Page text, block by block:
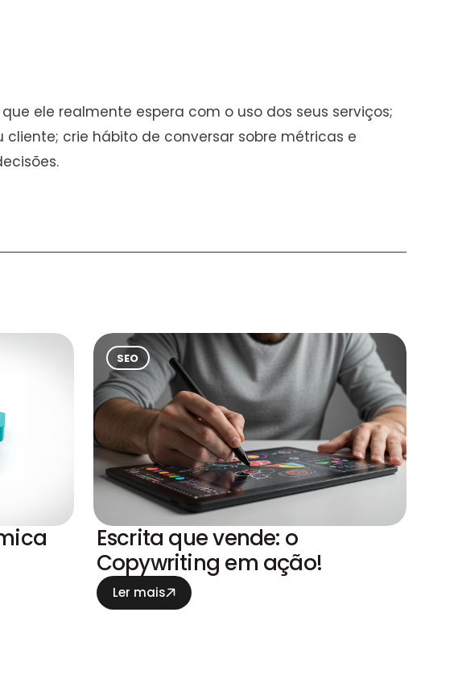
ele realmente espera com o uso dos seus serviços;
crie hábito de conversar sobre métricas e
SEO
Escrita que vende: o
Copywriting em ação!
Ler mais